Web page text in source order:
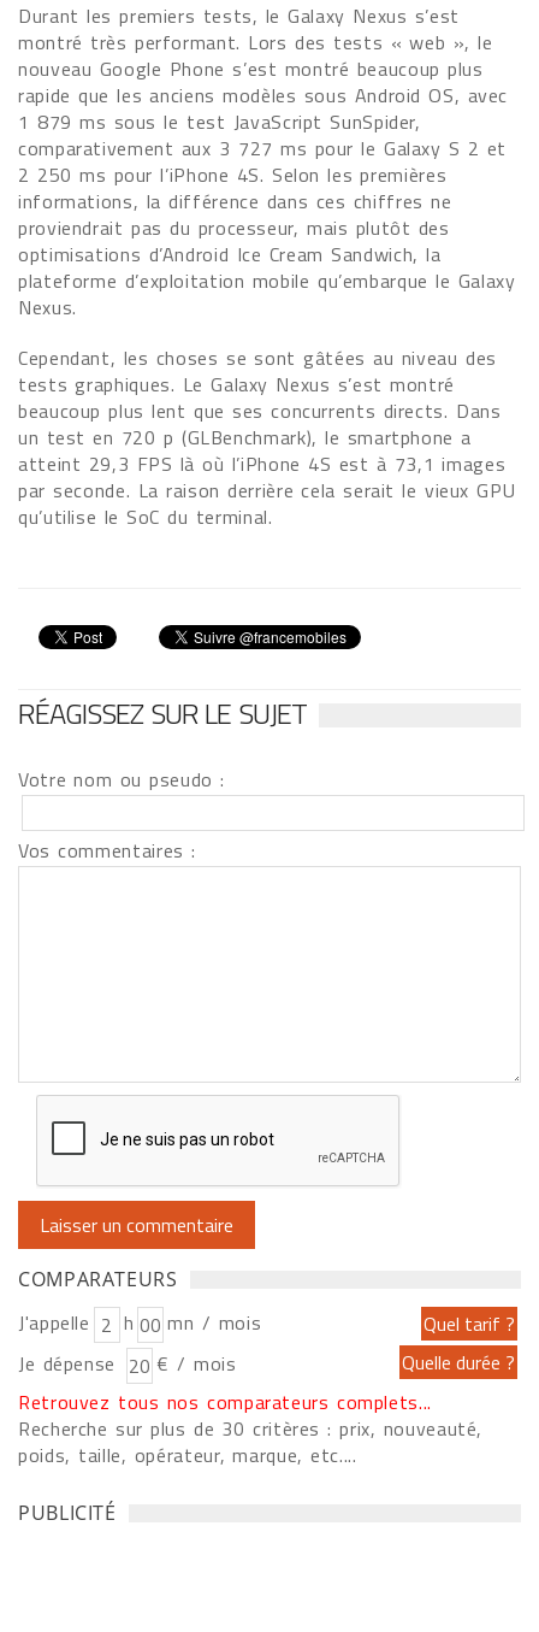
Durant les premiers tests, le Galaxy Nexus s’est
montré très performant. Lors des tests « web », le
nouveau Google Phone s’est montré beaucoup plus
rapide que les anciens modèles sous Android OS, avec
1 879 ms sous le test JavaScript SunSpider,
comparativement aux 3 727 ms pour le Galaxy S 2 et
2 250 ms pour l’iPhone 4S. Selon les premières
informations, la différence dans ces chiffres ne
proviendrait pas du processeur, mais plutôt des
optimisations d’Android Ice Cream Sandwich, la
plateforme d’exploitation mobile qu’embarque le Galaxy
Nexus.
Cependant, les choses se sont gâtées au niveau des
tests graphiques. Le Galaxy Nexus s’est montré
beaucoup plus lent que ses concurrents directs. Dans
un test en 720 p (GLBenchmark), le smartphone a
atteint 29,3 FPS là où l’iPhone 4S est à 73,1 images
par seconde. La raison derrière cela serait le vieux GPU
qu’utilise le SoC du terminal.
RÉAGISSEZ SUR LE SUJET
Votre nom ou pseudo :
Vos commentaires :
COMPARATEURS
J'appelle h
mn / mois
Je dépense
€ / mois
Retrouvez tous nos comparateurs complets...
Recherche sur plus de 30 critères : prix, nouveauté,
poids, taille, opérateur, marque, etc....
PUBLICITÉ